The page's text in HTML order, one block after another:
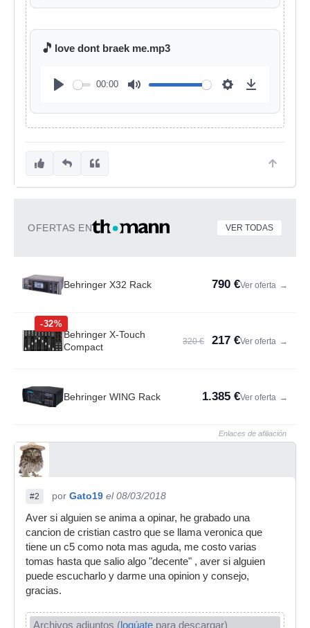
🎵 love dont braek me.mp3
00:00
OFERTAS EN VER TODAS
Behringer X32 Rack 790 €Ver oferta →
-32%
Behringer X-Touch
Compact
320 € 217 €Ver oferta →
Behringer WING Rack 1.385 €Ver oferta →
Enlaces de afiliación
#2 por Gato19 el 08/03/2018
Aver si alguien se anima a opinar, he grabado una
cancion de cristian castro que se llama veronica que
tiene un c5 como nota mas aguda, me costo varias
tomas hasta que salio algo "decente" , aver si alguien
puede escucharlo y darme una opinion y consejo,
gracias.
Archivos adjuntos (logúate para descargar)